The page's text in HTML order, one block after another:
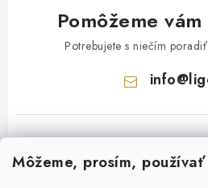
Môžeme, prosím,
Pomôžeme
Potrebujete s niečím
info@